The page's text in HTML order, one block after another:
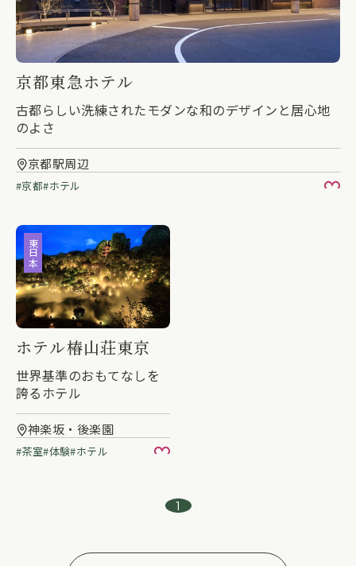
京都東急ホテル
古都らしい洗練されたモダンな和のデザインと居心地
のよさ
京都駅周辺
京都 ホテル お
東日本
ホテル椿山荘東京
世界基準のおもてなしを
誇るホテル
神楽坂・後楽園
茶室 体験 ホテル お気に入り
1